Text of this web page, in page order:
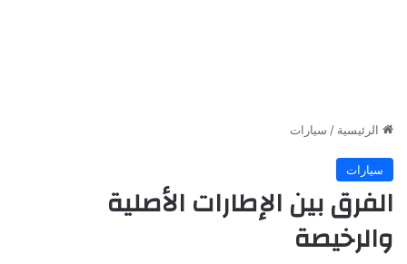
الرئيسية / سيارات
سيارات
الفرق بين الإطارات الأصلية
والرخيصة